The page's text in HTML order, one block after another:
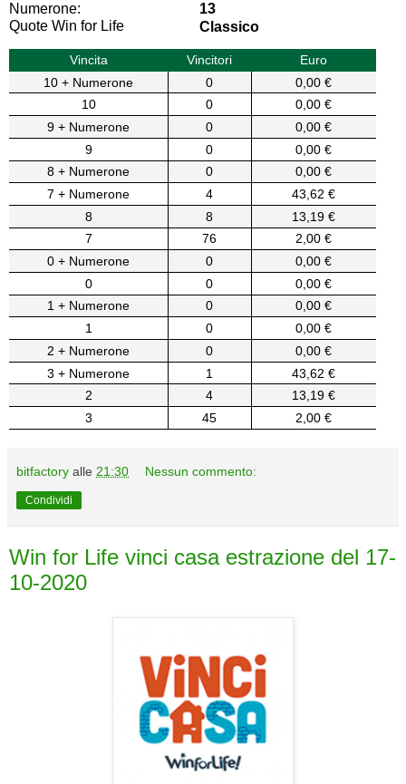
Numerone:
13
Quote Win for Life
Classico
Vincita Vincitori
Euro
10 + Numerone
0
0,00 €
10
0
0,00 €
9 + Numerone
0
0,00 €
9
0
0,00 €
8 + Numerone
0
0,00 €
7 + Numerone
4
43,62 €
8
8
13,19 €
7
76
2,00 €
0 + Numerone
0
0,00 €
0
0
0,00 €
1 + Numerone
0
0,00 €
1
0
0,00 €
2 + Numerone
0
0,00 €
3 + Numerone
1
43,62 €
2
4
13,19 €
3
45 2,00 €
bitfactory alle 21:30 Nessun commento:
Condividi
Win for Life vinci casa estrazione del 17-
10-2020